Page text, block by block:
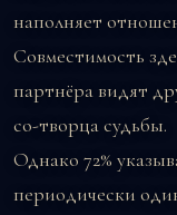
наполняет
Совместимость
партнёра видят
со-творца судьбы.
Однако 72%
периодически